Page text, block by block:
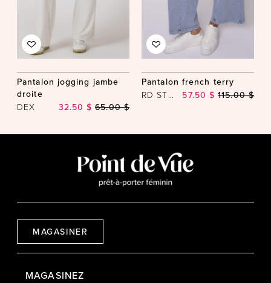
Pantalon jogging jambe
droite
DEX 32.50 $ 65.00 $
Pantalon french terry
RD STYLE 57.50 $ 115.00 $
MAGASINER
MAGASINEZ